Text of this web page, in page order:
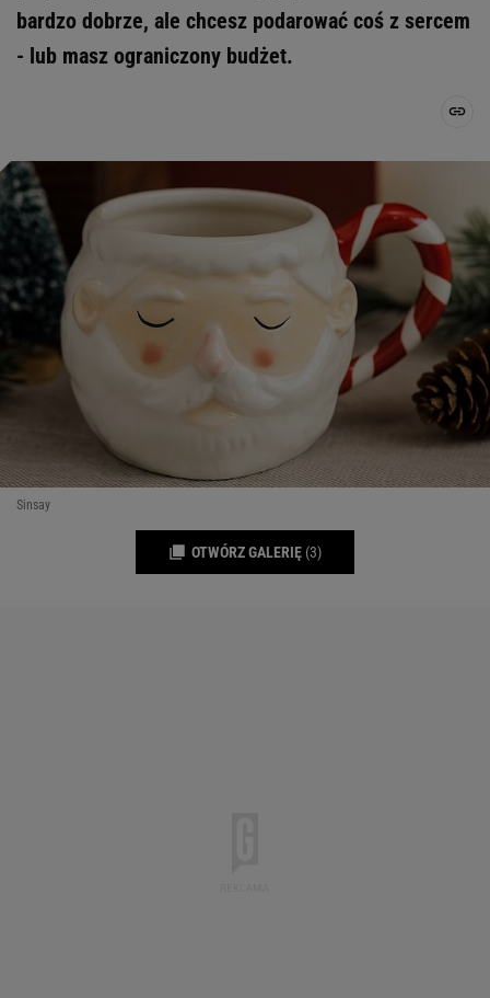
bardzo dobrze, ale chcesz podarować coś z sercem
- lub masz ograniczony budżet.
Sinsay
OTWÓRZ GALERIĘ (3)